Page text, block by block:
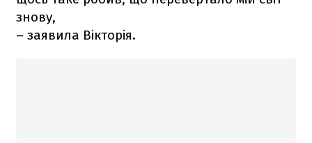
знову,
– заявила Вікторія.